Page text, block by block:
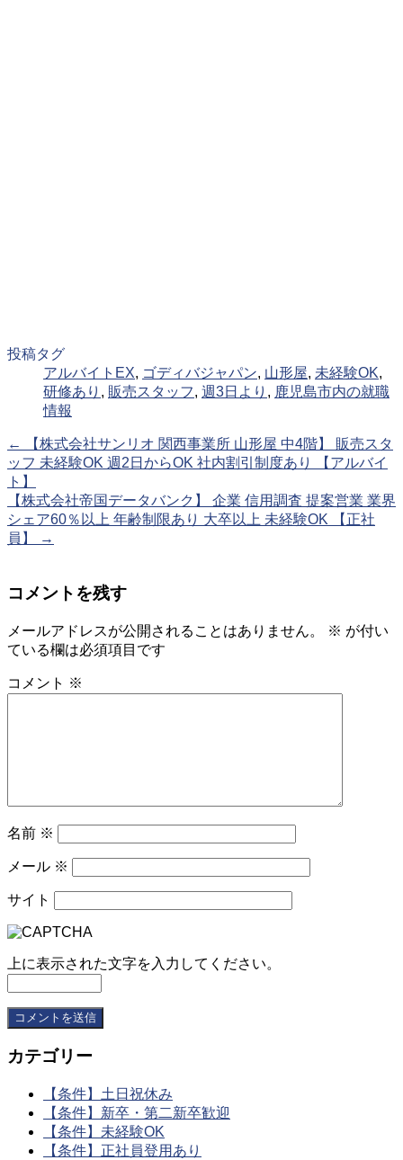
投稿タグ
アルバイトEX, ゴディバジャパン, 山形屋, 未経験OK,
研修あり , 販売スタッフ, 週3日より , 鹿児島市内の就職
情報
←
【株式会社サンリオ 関西事業所 山形屋 中4階】 販売スタ
ッフ 未経験OK 週2日からOK 社内割引制度あり 【アルバイ
ト】
【株式会社帝国データバンク】 企業 信用調査 提案営業 業界
シェア60％以上 年齢制限あり 大卒以上 未経験OK 【正社
員】
→
コメントを残す
メールアドレスが公開されることはありません。 ※ が付い
ている欄は必須項目です
コメント ※
名前 ※
メール ※
サイト
上に表示された文字を入力してください。
カテゴリー
【条件】土日祝休み
【条件】新卒・第二新卒歓迎
【条件】未経験OK
【条件】正社員登用あり